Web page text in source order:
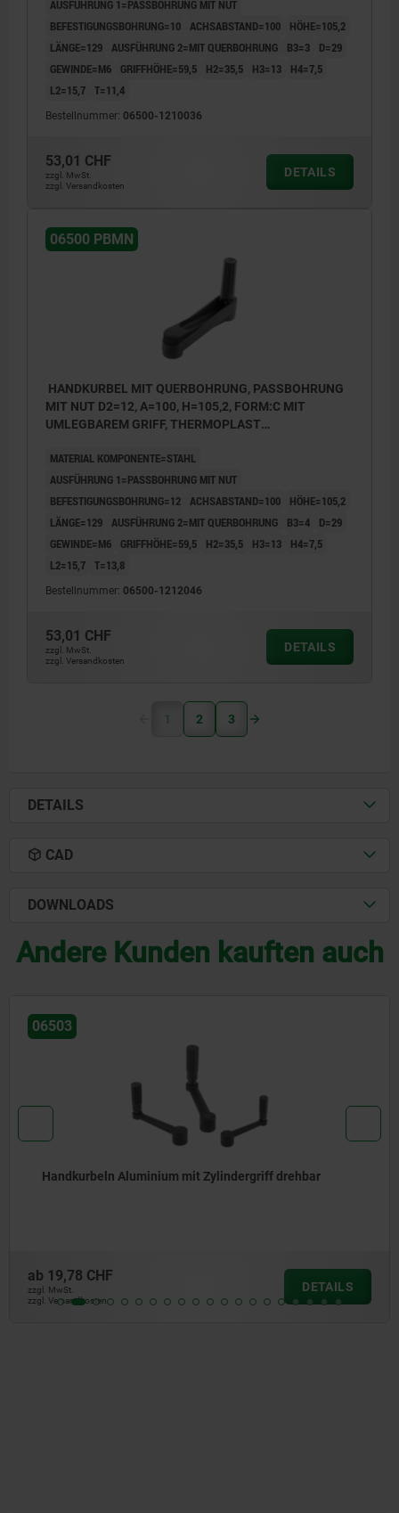
AUSFÜHRUNG 1=PASSBOHRUNG MIT NUT
BEFESTIGUNGSBOHRUNG=10 ACHSABSTAND=100
HÖHE=105,2
LÄNGE=129 AUSFÜHRUNG 2=MIT QUERBOHRUNG B3=3
D=29
GEWINDE=M6
GRIFFHÖHE=59,5 H2=35,5 H3=13
H4=7,5
L2=15,7 T=11,4
Bestellnummer: 06500-1210036
53,01 CHF
zzgl. MwSt.
zzgl. Versandkosten
DETAILS
06500 PBMN
HANDKURBEL MIT QUERBOHRUNG, PASSBOHRUNG
MIT NUT D2=12, A=100, H=105,2, FORM:C MIT
UMLEGBAREM GRIFF, THERMOPLAST
MATERIAL KOMPONENTE=STAHL
AUSFÜHRUNG 1=PASSBOHRUNG MIT NUT
BEFESTIGUNGSBOHRUNG=12 ACHSABSTAND=100
HÖHE=105,2
LÄNGE=129 AUSFÜHRUNG 2=MIT QUERBOHRUNG B3=4
D=29
GEWINDE=M6
GRIFFHÖHE=59,5 H2=35,5 H3=13
H4=7,5
L2=15,7 T=13,8
Bestellnummer: 06500-1212046
53,01 CHF
zzgl. MwSt.
zzgl. Versandkosten
DETAILS
1 2 3
DETAILS
CAD
DOWNLOADS
Andere Kunden kauften auch
Handkurbeln Edelstahl mit Zylindergriff
zzgl. Versandkosten